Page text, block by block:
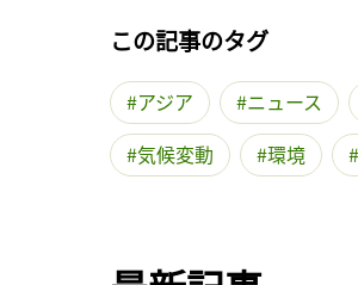
この記事のタグ
アジア ニュース
気候変動
環境